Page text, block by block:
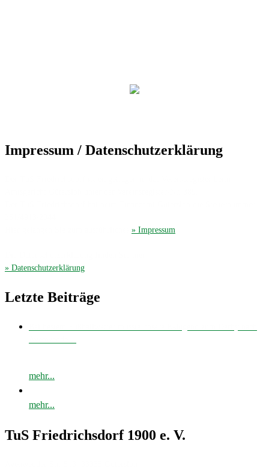
Impressum / Datenschutzerklärung
» Impressum
» Datenschutzerklärung
Letzte Beiträge
mehr...
mehr...
TuS Friedrichsdorf 1900 e. V.